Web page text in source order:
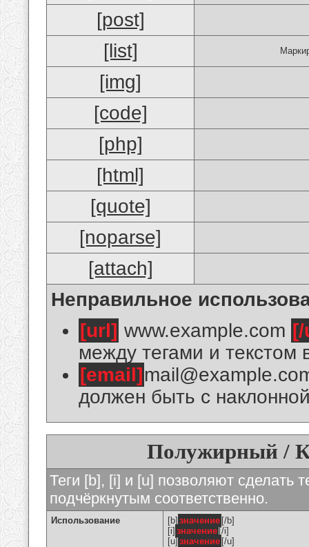
[post]
[list]
[img]
[code]
[php]
[html]
[quote]
[noparse]
[attach]
Неправильное
[url] www.example.com
между тегами и текстом
[email]
должен быть с
Полужирный /
Теги [b], [i] и [u] позволяют сделать
подчёркнутым соответственно.
Использование [b] значение [/b]
[i] значение [/i]
[u] значение [/u]